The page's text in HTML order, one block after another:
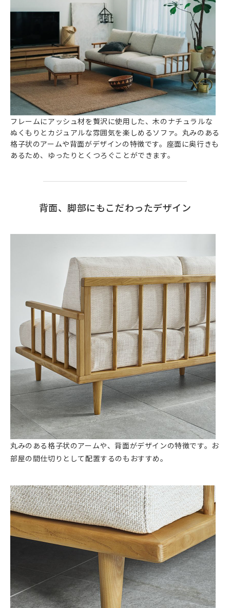
フレームにアッシュ材を贅沢に使用した、木のナチュラルな
ぬくもりとカジュアルな雰囲気を楽しめるソファ。丸みのある
格子状のアームや背面がデザインの特徴です。座面に奥行きも
あるため、ゆったりとくつろぐことができます。
背面、脚部にもこだわったデザイン
丸みのある格子状のアームや、背面がデザインの特徴です。お
部屋の間仕切りとして配置するのもおすすめ。